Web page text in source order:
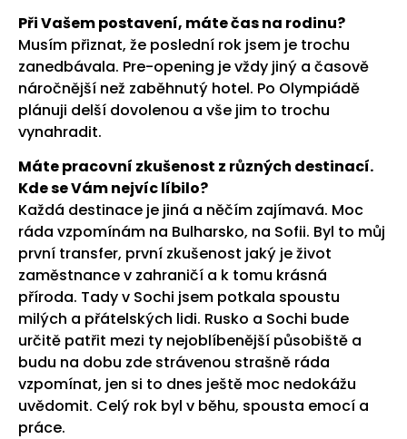
Při Vašem postavení, máte čas na rodinu?
Musím přiznat, že poslední rok jsem je trochu
zanedbávala. Pre-opening je vždy jiný a časově
náročnější než zaběhnutý hotel. Po Olympiádě
plánuji delší dovolenou a vše jim to trochu
vynahradit.
Máte pracovní zkušenost z různých destinací.
Kde se Vám nejvíc líbilo?
Každá destinace je jiná a něčím zajímavá. Moc
ráda vzpomínám na Bulharsko, na Sofii. Byl to můj
první transfer, první zkušenost jaký je život
zaměstnance v zahraničí a k tomu krásná
příroda. Tady v Sochi jsem potkala spoustu
milých a přátelských lidi. Rusko a Sochi bude
určitě patřit mezi ty nejoblíbenější působiště a
budu na dobu zde strávenou strašně ráda
vzpomínat, jen si to dnes ještě moc nedokážu
uvědomit. Celý rok byl v běhu, spousta emocí a
práce.